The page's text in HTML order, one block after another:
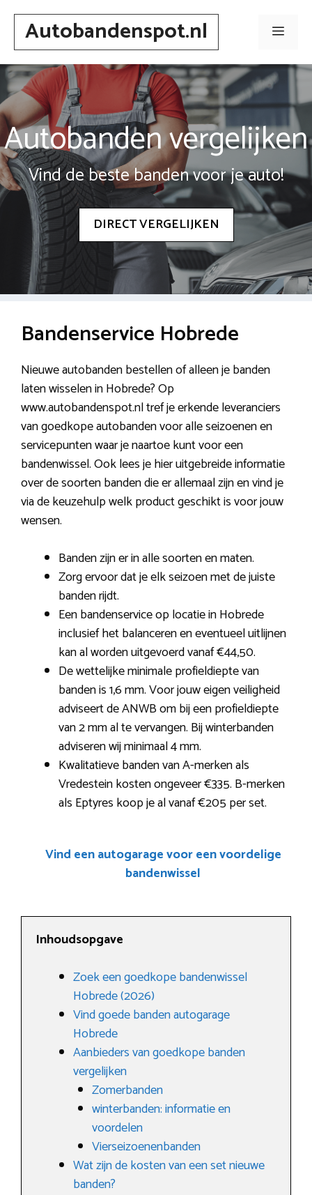
Spring
inhoudAutobandenspot.nl Menu
Autobanden vergelijken
Vind de beste banden voor je auto!
DIRECT VERGELIJKEN
Bandenservice Hobrede
Nieuwe autobanden bestellen of alleen je banden
laten wisselen in Hobrede? Op
www.autobandenspot.nl tref je erkende leveranciers
van goedkope autobanden voor alle seizoenen en
servicepunten waar je naartoe kunt voor een
bandenwissel. Ook lees je hier uitgebreide informatie
over de soorten banden die er allemaal zijn en vind je
via de keuzehulp welk product geschikt is voor jouw
wensen.
Banden zijn er in alle soorten en maten.
Zorg ervoor dat je elk seizoen met de juiste
banden rijdt.
Een bandenservice op locatie in Hobrede
inclusief het balanceren en eventueel uitlijnen
kan al worden uitgevoerd vanaf €44,50.
De wettelijke minimale profieldiepte van
banden is 1,6 mm. Voor jouw eigen veiligheid
adviseert de ANWB om bij een profieldiepte
van 2 mm al te vervangen. Bij winterbanden
adviseren wij minimaal 4 mm.
Kwalitatieve banden van A-merken als
Vredestein kosten ongeveer €335. B-merken
als Eptyres koop je al vanaf €205 per set.
Vind een autogarage voor een voordelige
bandenwissel
Inhoudsopgave
Zoek een goedkope bandenwissel
Hobrede (2026)
Vind goede banden autogarage
Hobrede
Aanbieders van goedkope banden
vergelijken
Zomerbanden
winterbanden: informatie en
voordelen
Vierseizoenenbanden
Wat zijn de kosten van een set nieuwe
banden?